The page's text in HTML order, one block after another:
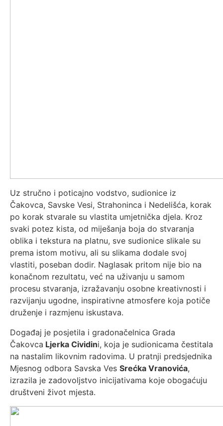
Uz stručno i poticajno vodstvo, sudionice iz
Čakovca, Savske Vesi, Strahoninca i Nedelišća, korak
po korak stvarale su vlastita umjetnička djela. Kroz
svaki potez kista, od miješanja boja do stvaranja
oblika i tekstura na platnu, sve sudionice slikale su
prema istom motivu, ali su slikama dodale svoj
vlastiti, poseban dodir. Naglasak pritom nije bio na
konačnom rezultatu, već na uživanju u samom
procesu stvaranja, izražavanju osobne kreativnosti i
razvijanju ugodne, inspirativne atmosfere koja potiče
druženje i razmjenu iskustava.
Događaj je posjetila i gradonačelnica Grada
Čakovca Ljerka Cividini, koja je sudionicama čestitala
na nastalim likovnim radovima. U pratnji predsjednika
Mjesnog odbora Savska Ves Srećka Vranovića,
izrazila je zadovoljstvo inicijativama koje obogaćuju
društveni život mjesta.